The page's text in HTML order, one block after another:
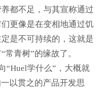
都不足，与其宣称通过
更像是在变相地通过饥
是不可持续的，这就是
青树”的缘故了。
“Huel学什么”，大概就
以贯之的产品开发思